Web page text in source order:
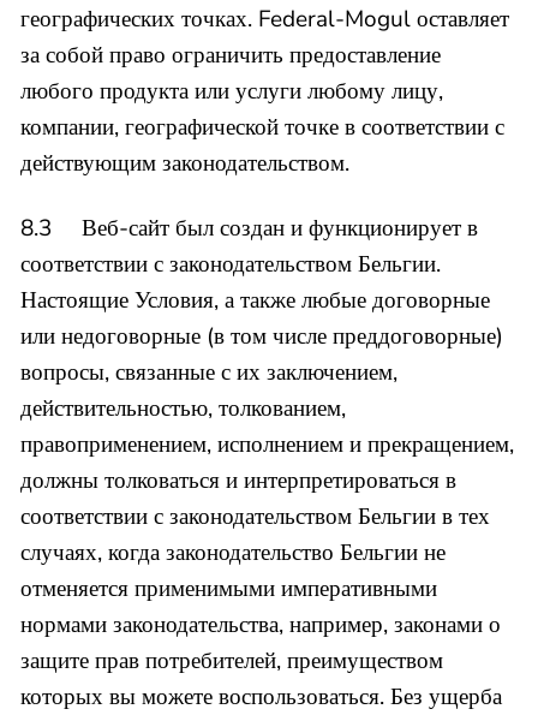
географических точках. Federal-Mogul оставляет
за собой право ограничить предоставление
любого продукта или услуги любому лицу,
компании, географической точке в соответствии с
действующим законодательством.
8.3 Веб-сайт был создан и функционирует в
соответствии с законодательством Бельгии.
Настоящие Условия, а также любые договорные
или недоговорные (в том числе преддоговорные)
вопросы, связанные с их заключением,
действительностью, толкованием,
правоприменением, исполнением и прекращением,
должны толковаться и интерпретироваться в
соответствии с законодательством Бельгии в тех
случаях, когда законодательство Бельгии не
отменяется применимыми императивными
нормами законодательства, например, законами о
защите прав потребителей, преимуществом
которых вы можете воспользоваться. Без ущерба